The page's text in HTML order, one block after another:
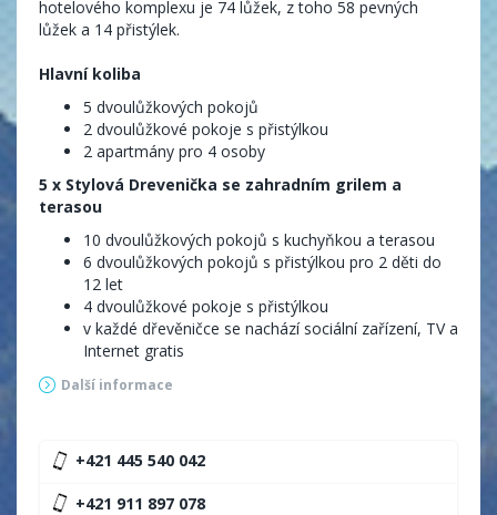
hotelového komplexu je 74 lůžek, z toho 58 pevných
lůžek a 14 přistýlek.
Hlavní koliba
5 dvoulůžkových pokojů
2 dvoulůžkové pokoje s přistýlkou
2 apartmány pro 4 osoby
5 x Stylová Drevenička se zahradním grilem a
terasou
10 dvoulůžkových pokojů s kuchyňkou a terasou
6 dvoulůžkových pokojů s přistýlkou pro 2 děti do
12 let
4 dvoulůžkové pokoje s přistýlkou
v každé dřevěničce se nachází sociální zařízení, TV a
Internet gratis
Další informace
+421 445 540 042
+421 911 897 078